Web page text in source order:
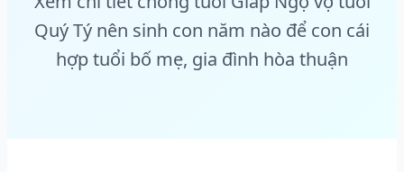
Quý Tý nên sinh con năm nào để con cái
hợp tuổi bố mẹ, gia đình hòa thuận